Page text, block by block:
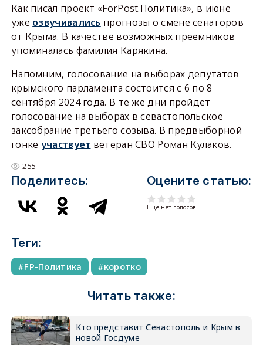
Как писал проект «ForPost.Политика», в июне
уже озвучивались прогнозы о смене сенаторов
от Крыма. В качестве возможных преемников
упоминалась фамилия Карякина.
Напомним, голосование на выборах депутатов
крымского парламента состоится с 6 по 8
сентября 2024 года. В те же дни пройдёт
голосование на выборах в севастопольское
заксобрание третьего созыва. В предвыборной
гонке участвует ветеран СВО Роман Кулаков.
255
Поделитесь: Оцените статью:
Еще нет голосов
Теги:
FP-Политика коротко
Читать также:
Кто представит Севастополь и Крым в
новой Госдуме